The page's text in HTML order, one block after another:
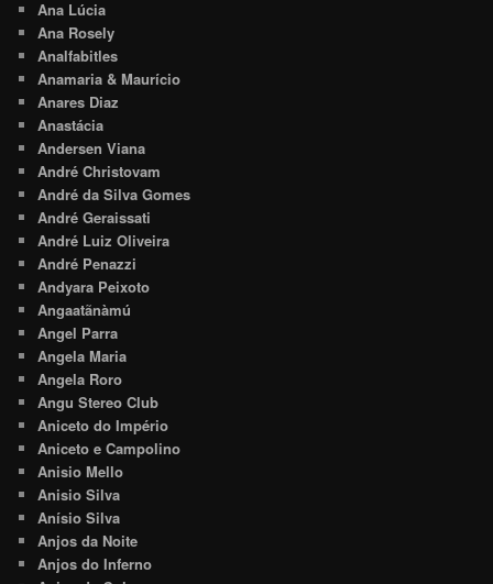
Ana Lúcia
Ana Rosely
Analfabitles
Anamaria & Maurício
Anares Diaz
Anastácia
Andersen Viana
André Christovam
André da Silva Gomes
André Geraissati
André Luiz Oliveira
André Penazzi
Andyara Peixoto
Angaatãnàmú
Angel Parra
Angela Maria
Angela Roro
Angu Stereo Club
Aniceto do Império
Aniceto e Campolino
Anisio Mello
Anisio Silva
Anísio Silva
Anjos da Noite
Anjos do Inferno